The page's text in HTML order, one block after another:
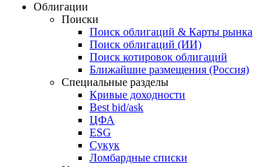
Облигации
Поиски
Поиск облигаций & Карты рынка
Поиск облигаций (ИИ)
Поиск котировок облигаций
Ближайшие размещения (Россия)
Специальные разделы
Кривые доходности
Best bid/ask
ЦФА
ESG
Сукук
Ломбардные списки